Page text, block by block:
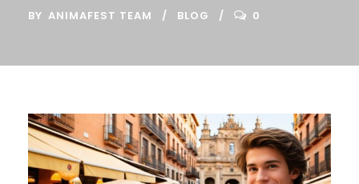
BY ANIMAFEST TEAM BLOG 0